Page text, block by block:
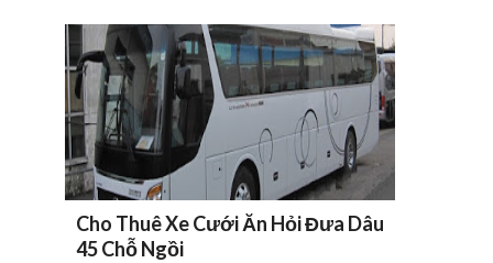
Cho Thuê Xe Cưới Ăn Hỏi Đưa Dâu
45 Chỗ Ngồi